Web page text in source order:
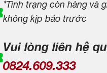
*Tình trạng còn hàng và
không kịp báo trước
Vui lòng liên hệ
0824.609.333